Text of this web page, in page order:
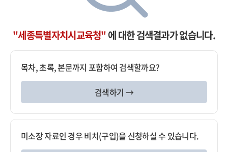
"세종특별자치시교육청"에 대한 검색결과가 없습니다.
목차, 초록, 본문까지 포함하여 검색할까요?
검색하기 →
미소장 자료인 경우 비치(구입)을 신청하실 수 있습니다.